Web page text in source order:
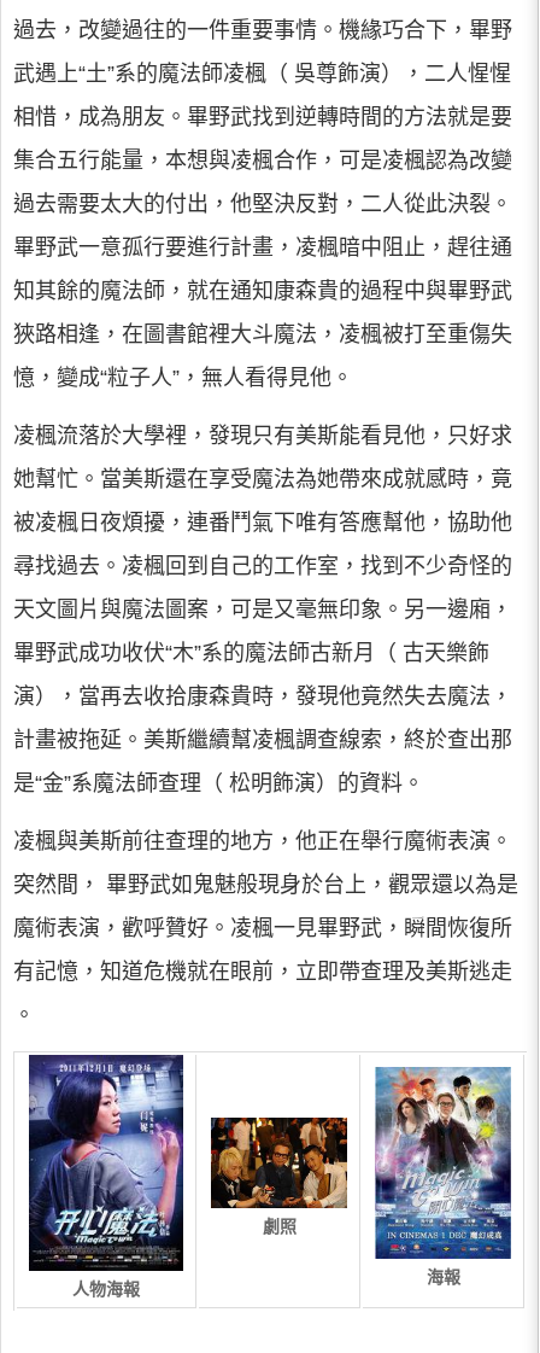
過去，改變過往的一件重要事情。機緣巧合下，畢野
武遇上“土”系的魔法師凌楓（ 吳尊飾演），二人惺惺
相惜，成為朋友。畢野武找到逆轉時間的方法就是要
集合五行能量，本想與凌楓合作，可是凌楓認為改變
過去需要太大的付出，他堅決反對，二人從此決裂。
畢野武一意孤行要進行計畫，凌楓暗中阻止，趕往通
知其餘的魔法師，就在通知康森貴的過程中與畢野武
狹路相逢，在圖書館裡大斗魔法，凌楓被打至重傷失
憶，變成“粒子人”，無人看得見他。
凌楓流落於大學裡，發現只有美斯能看見他，只好求
她幫忙。當美斯還在享受魔法為她帶來成就感時，竟
被凌楓日夜煩擾，連番鬥氣下唯有答應幫他，協助他
尋找過去。凌楓回到自己的工作室，找到不少奇怪的
天文圖片與魔法圖案，可是又毫無印象。另一邊廂，
畢野武成功收伏“木”系的魔法師古新月（ 古天樂飾
演），當再去收拾康森貴時，發現他竟然失去魔法，
計畫被拖延。美斯繼續幫凌楓調查線索，終於查出那
是“金”系魔法師查理（ 松明飾演）的資料。
凌楓與美斯前往查理的地方，他正在舉行魔術表演。
突然間， 畢野武如鬼魅般現身於台上，觀眾還以為是
魔術表演，歡呼贊好。凌楓一見畢野武，瞬間恢復所
有記憶，知道危機就在眼前，立即帶查理及美斯逃走
。
人物海報
劇照
海報